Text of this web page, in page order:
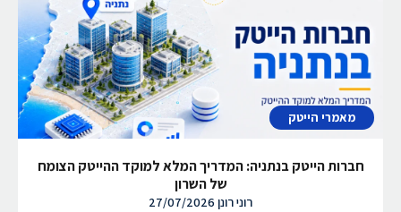
מאמרי הייטק
חברות הייטק בנתניה: המדריך המלא למוקד ההייטק הצומח
של השרון
רוני רונן 27/07/2026